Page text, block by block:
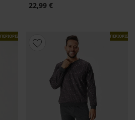
22,99 €
ΠΕΡΙΟΡΙΣΜΕΝΑ